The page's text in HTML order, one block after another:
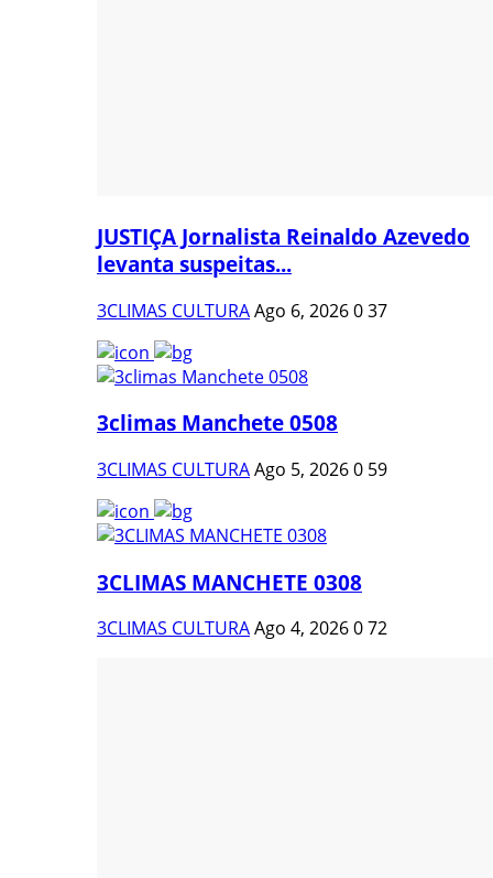
JUSTIÇA Jornalista Reinaldo Azevedo
levanta suspeitas...
3CLIMAS CULTURAAgo 6, 2026037
3climas Manchete 0508
3CLIMAS CULTURAAgo 5, 20260 59
3CLIMAS MANCHETE 0308
3CLIMAS CULTURAAgo 4, 2026072